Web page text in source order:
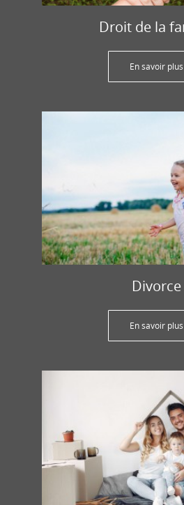
Droit de la
En savoir plus
Divorce
En savoir plus